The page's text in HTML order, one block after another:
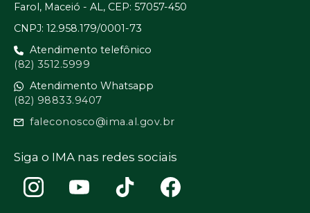
Farol, Maceió - AL, CEP: 57057-450
CNPJ: 12.958.179/0001-73
Atendimento telefônico
(82) 3512.5999
Atendimento Whatsapp
(82) 98833.9407
faleconosco@ima.al.gov.br
Siga o IMA nas redes sociais